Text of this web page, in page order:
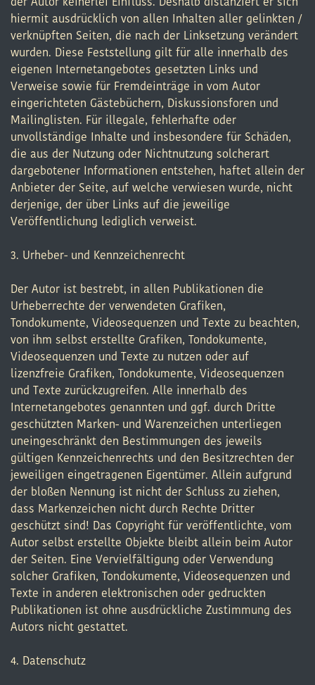
hiermit ausdrücklich von allen Inhalten aller gelinkten /
verknüpften Seiten, die nach der Linksetzung verändert
wurden. Diese Feststellung gilt für alle innerhalb des
eigenen Internetangebotes gesetzten Links und
Verweise sowie für Fremdeinträge in vom Autor
eingerichteten Gästebüchern, Diskussionsforen und
Mailinglisten. Für illegale, fehlerhafte oder
unvollständige Inhalte und insbesondere für Schäden,
die aus der Nutzung oder Nichtnutzung solcherart
dargebotener Informationen entstehen, haftet allein der
Anbieter der Seite, auf welche verwiesen wurde, nicht
derjenige, der über Links auf die jeweilige
Veröffentlichung lediglich verweist.
3. Urheber- und Kennzeichenrecht
Der Autor ist bestrebt, in allen Publikationen die
Urheberrechte der verwendeten Grafiken,
Tondokumente, Videosequenzen und Texte zu beachten,
von ihm selbst erstellte Grafiken, Tondokumente,
Videosequenzen und Texte zu nutzen oder auf
lizenzfreie Grafiken, Tondokumente, Videosequenzen
und Texte zurückzugreifen. Alle innerhalb des
Internetangebotes genannten und ggf. durch Dritte
geschützten Marken- und Warenzeichen unterliegen
uneingeschränkt den Bestimmungen des jeweils
gültigen Kennzeichenrechts und den Besitzrechten der
jeweiligen eingetragenen Eigentümer. Allein aufgrund
der bloßen Nennung ist nicht der Schluss zu ziehen,
dass Markenzeichen nicht durch Rechte Dritter
geschützt sind! Das Copyright für veröffentlichte, vom
Autor selbst erstellte Objekte bleibt allein beim Autor
der Seiten. Eine Vervielfältigung oder Verwendung
solcher Grafiken, Tondokumente, Videosequenzen und
Texte in anderen elektronischen oder gedruckten
Publikationen ist ohne ausdrückliche Zustimmung des
Autors nicht gestattet.
4. Datenschutz